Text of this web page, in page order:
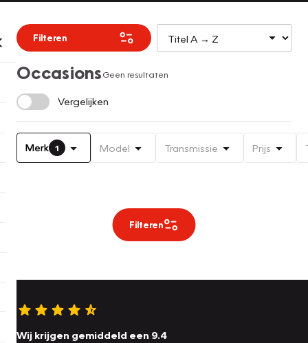
Filteren
OccasionsGeen resultaten
Vergelijken
Merk 1 Model Transmissie Prijs
Filteren
Wij krijgen gemiddeld een 9.4